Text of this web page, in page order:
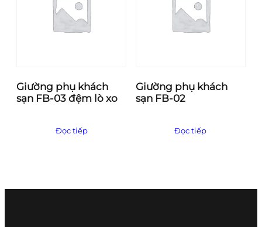
Giường phụ khách
sạn FB-03 đệm lò xo
Đọc tiếp
Giường phụ khách
sạn FB-02
Đọc tiếp